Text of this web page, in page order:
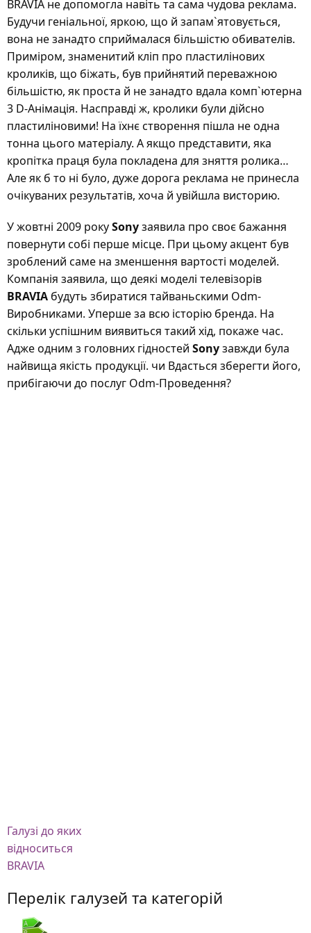
BRAVIA не допомогла навіть та сама чудова реклама.
Будучи геніальної, яркою, що й запам`ятовується,
вона не занадто сприймалася більшістю обивателів.
Приміром, знаменитий кліп про пластилінових
кроликів, що біжать, був прийнятий переважною
більшістю, як проста й не занадто вдала комп`ютерна
3 D-Анімація. Насправді ж, кролики були дійсно
пластиліновими! На їхнє створення пішла не одна
тонна цього матеріалу. А якщо представити, яка
кропітка праця була покладена для зняття ролика…
Але як б то ні було, дуже дорога реклама не принесла
очікуваних результатів, хоча й увійшла висторию.
У жовтні 2009 рокуSonyзаявила про своє бажання
повернути собі перше місце. При цьому акцент був
зроблений саме на зменшення вартості моделей.
Компанія заявила, що деякі моделі телевізорів
BRAVIA будуть збиратися тайваньскими Odm-
Виробниками. Уперше за всю історію бренда. На
скільки успішним виявиться такий хід, покаже час.
Адже одним з головних гідностей Sonyзавжди була
найвища якість продукції. чи Вдасться зберегти його,
прибігаючи до послуг Odm-Проведення?
Галузі до яких
відноситься
BRAVIA
Перелік галузей та категорій